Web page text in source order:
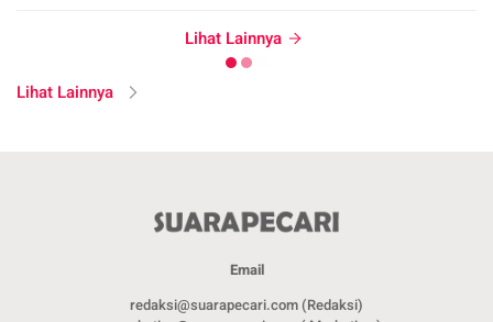
Lihat Lainnya
Lihat Lainnya
Email
redaksi@suarapecari.com (Redaksi)